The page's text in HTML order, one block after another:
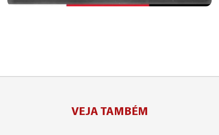
VEJA TAMBÉM